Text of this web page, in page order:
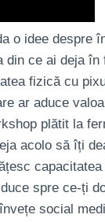
o idee despre
ce ai deja
fizică cu
ar aduce
plătit la
acolo să îți
spre ce-ți
social